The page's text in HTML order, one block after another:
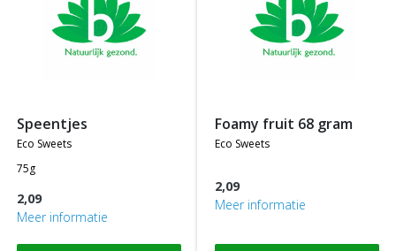
speentjes
eco sweets
75g
2,09
Meer informatie
foamy fruit 68 gram
eco sweets
2,09
Meer informatie